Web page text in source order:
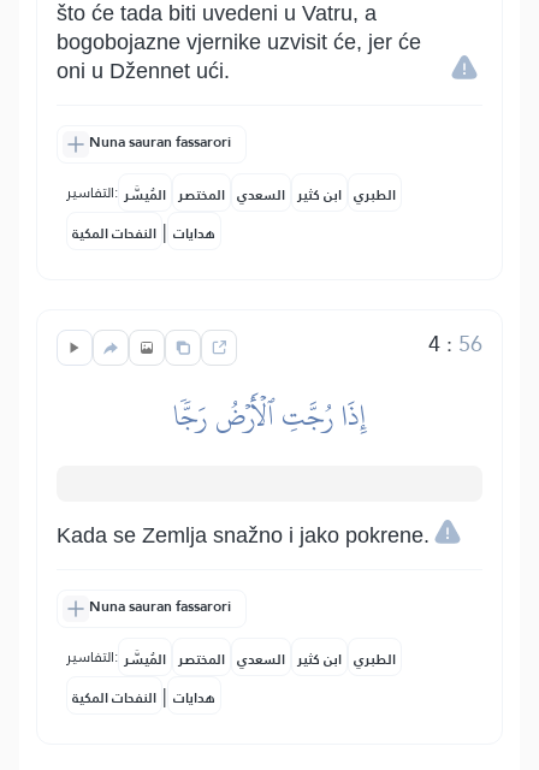
što će tada biti uvedeni u Vatru, a
bogobojazne vjernike uzvisit će, jer će
oni u Džennet ući.
Nuna sauran fassarori
التفاسير: المُيسَّر المختصر السعدي ابن كثير الطبري
النفحات المكية | هدايات
4: 56
إِذَا رُجَّتِ ٱلۡأَرۡضُ رَجّٗا
Kada se Zemlja snažno i jako pokrene.
Nuna sauran fassarori
التفاسير: المُيسَّر المختصر السعدي ابن كثير الطبري
النفحات المكية | هدايات